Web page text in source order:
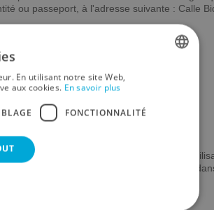
ou passeport, à l'adresse suivante : Calle
Pour Rechercher l'utilisateur accepte
en sélectionnant l'option appropriée
du site ne sont pas disponibles.
En utilisant notre site Web,
aux cookies. En savoir plus
FONCTIONNALITÉ